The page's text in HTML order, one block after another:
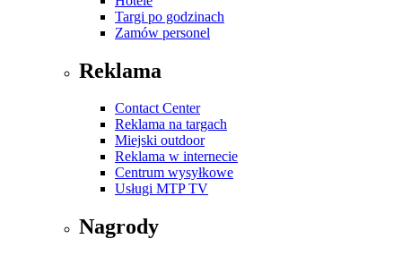
Targi po godzinach
Zamów personel
Reklama
Contact Center
Reklama na targach
Miejski outdoor
Reklama w internecie
Centrum wysyłkowe
Usługi MTP TV
Nagrody